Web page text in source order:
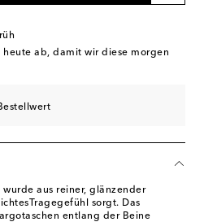
heute ab, damit wir diese morgen
wurde aus reiner, glänzender
sorgt. Das
entlang der Beine